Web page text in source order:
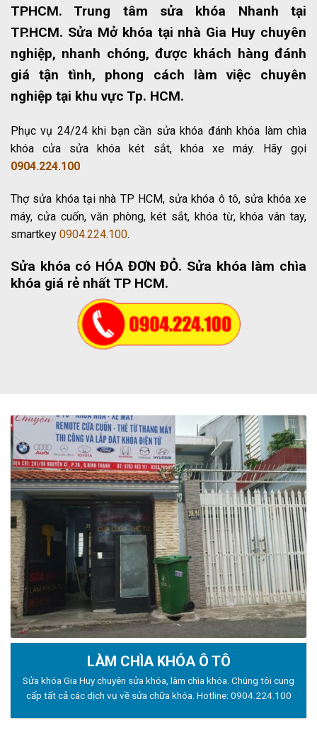
TPHCM. Trung tâm sửa khóa Nhanh tại
TP.HCM. Sửa Mở khóa tại nhà Gia Huy chuyên
nghiệp, nhanh chóng, được khách hàng đánh
giá tận tình, phong cách làm việc chuyên
nghiệp tại khu vực Tp. HCM.
Phục vụ 24/24 khi bạn cần sửa khóa đánh khóa làm chìa
khóa cửa sửa khóa két sắt, khóa xe máy. Hãy gọi
0904.224.100
Thợ sửa khóa tại nhà TP HCM, sửa khóa ô tô, sửa khóa xe
máy, cửa cuốn, văn phòng, két sắt, khóa từ, khóa vân tay,
smartkey 0904.224.100.
Sửa khóa có HÓA ĐƠN ĐỎ. Sửa khóa làm chìa
khóa giá rẻ nhất TP HCM.
LÀM CHÌA KHÓA Ô TÔ
Sửa khóa Gia Huy chuyên sửa khóa, làm chìa khóa. Chúng tôi cung
cấp tất cả các dịch vụ về sửa chữa khóa. Hotline: 0904.224.100